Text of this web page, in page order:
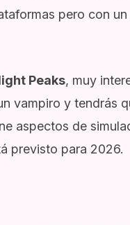
pero con
Peaks, muy
vampiro y tendrás
aspectos de
previsto para 2026.